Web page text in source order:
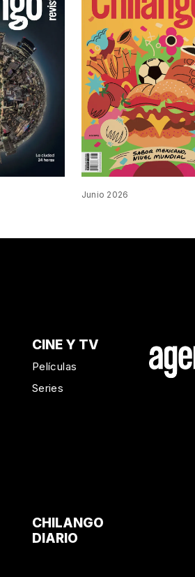
Junio 2026
CINE Y TV
Películas
Series
CHILANGO
DIARIO